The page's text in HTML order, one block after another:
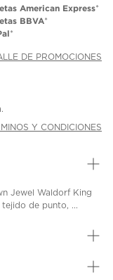
American Express*
BBVA*
*
DE PROMOCIONES
Y CONDICIONES
Jewel Waldorf King
tejido de punto, ...